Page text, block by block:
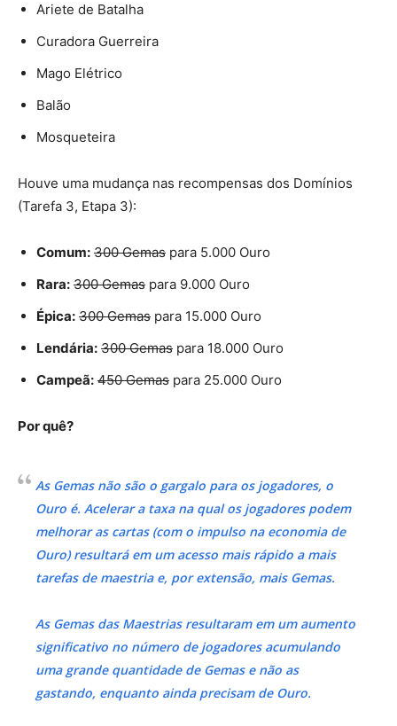
Ariete de Batalha
Curadora Guerreira
Mago Elétrico
Balão
Mosqueteira
Houve uma mudança nas recompensas dos Domínios
(Tarefa 3, Etapa 3):
Comum: 300 Gemas para 5.000 Ouro
Rara: 300 Gemas para 9.000 Ouro
Épica: 300 Gemas para 15.000 Ouro
Lendária: 300 Gemas para 18.000 Ouro
Campeã: 450 Gemas para 25.000 Ouro
Por quê?
As Gemas não são o gargalo para os jogadores, o
Ouro é. Acelerar a taxa na qual os jogadores podem
melhorar as cartas (com o impulso na economia de
Ouro) resultará em um acesso mais rápido a mais
tarefas de maestria e, por extensão, mais Gemas.
As Gemas das Maestrias resultaram em um aumento
significativo no número de jogadores acumulando
uma grande quantidade de Gemas e não as
gastando, enquanto ainda precisam de Ouro.